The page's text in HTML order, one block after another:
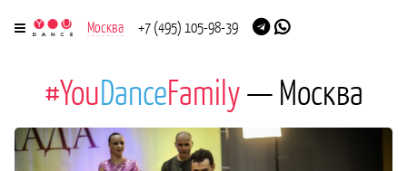
Москва +7 (495) 105-98-39
#YouDanceFamily— Москва